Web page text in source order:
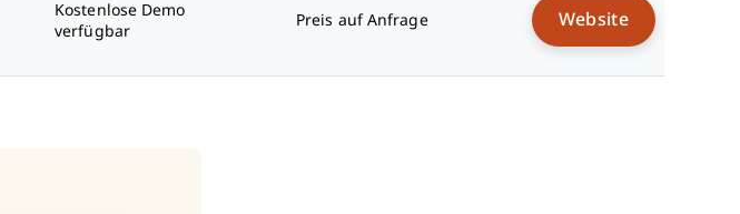
Kostenlose Demo
verfügbar
Preis auf Anfrage Website